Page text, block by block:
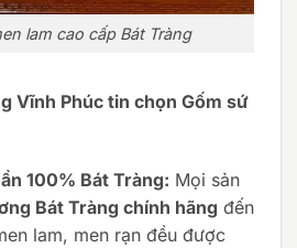
lam cao cấp Bát Tràng
Vĩnh Phúc tin chọn Gốm sứ
100% Bát Tràng: Mọi sản
Bát Tràng chính hãng đến
lam, men rạn đều được